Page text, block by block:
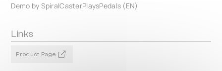
Demo by SpiralCasterPlaysPedals (EN)
Links
Product Page